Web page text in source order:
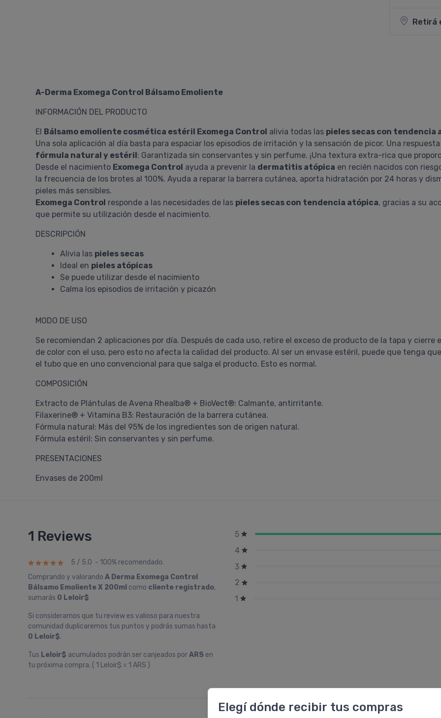
Elegí dónde recibir tus compras
Retirá
A-Derma Exomega Control Bálsamo Emoliente
INFORMACIÓN DEL PRODUCTO
El Bálsamo emoliente cosmética estéril Exomega Control alivia todas las pieles secas con tendencia
Una sola aplicación al día basta para espaciar los episodios de irritación y la sensación de picor. Una
fórmula natural y estéril: Garantizada sin conservantes y sin perfume. ¡Una textura extra-rica que
Desde el nacimiento Exomega Control ayuda a prevenir la dermatitis atópica en recién nacidos con
la frecuencia de los brotes al 100%. Ayuda a reparar la barrera cutánea, aporta hidratación por 24 horas y
pieles más sensibles.
Exomega Control responde a las necesidades de las pieles secas con tendencia atópica, gracias a su
que permite su utilización desde el nacimiento.
DESCRIPCIÓN
Alivia las pieles secas
Ideal en pieles atópicas
Se puede utilizar desde el nacimiento
Calma los episodios de irritación y picazón
MODO DE USO
Se recomiendan 2 aplicaciones por día. Después de cada uso, retire el exceso de producto de la tapa y cierre
de color con el uso, pero esto no afecta la calidad del producto. Al ser un envase estéril, puede que tenga
el tubo que en uno convencional para que salga el producto. Esto es normal.
COMPOSICIÓN
Extracto de Plántulas de Avena Rhealba® + BioVect®: Calmante, antirritante.
Filaxerine® + Vitamina B3: Restauración de la barrera cutánea.
Fórmula natural: Más del 95% de los ingredientes son de origen natural.
Fórmula estéril: Sin conservantes y sin perfume.
PRESENTACIONES
Envases de 200ml
1 Reviews
5 / 5.0 - 100% recomendado.
Comprando y valorando A Derma Exomega Control
Bálsamo Emoliente X 200ml como cliente registrado,
sumarás 0 Leloir$
Si consideramos que tu review es valioso para nuestra
comunidad duplicaremos tus puntos y podrás sumas hasta
0 Leloir$.
Tus Leloir$ acumulados podrán ser canjeados porARS en
tu próxima compra. ( 1 Leloir$ = 1 ARS )
5
4
3
2
1